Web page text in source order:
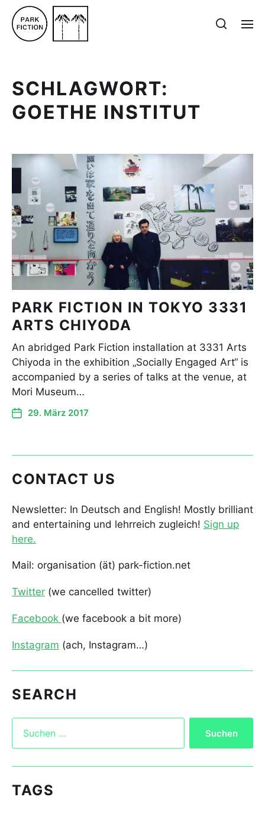
SCHLAGWORT:
GOETHE INSTITUT
PARK FICTION IN TOKYO 3331
ARTS CHIYODA
An abridged Park Fiction installation at 3331 Arts
Chiyoda in the exhibition „Socially Engaged Art“ is
accompanied by a series of talks at the venue, at
Mori Museum…
29. März 2017
CONTACT US
Newsletter: In Deutsch and English! Mostly brilliant
and entertaining und lehrreich zugleich! Sign up
here.
Mail: organisation (ät) park-fiction.net
Twitter (we cancelled twitter)
Facebook (we facebook a bit more)
Instagram (ach, Instagram…)
SEARCH
TAGS